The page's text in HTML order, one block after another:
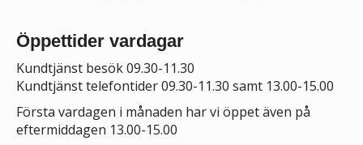
Öppettider vardagar
Kundtjänst besök 09.30-11.30
Kundtjänst telefontider 09.30-11.30 samt 13.00-15.00
Första vardagen i månaden har vi öppet även på
eftermiddagen 13.00-15.00